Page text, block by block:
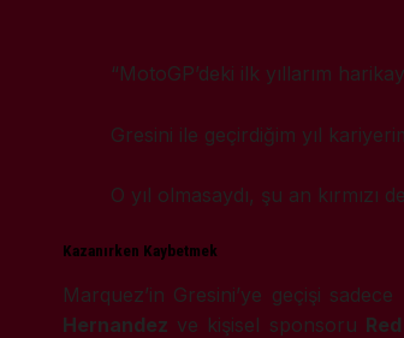
“MotoGP’deki ilk yıllarım
Gresini ile geçirdiğim yıl
O yıl olmasaydı, şu an
Kazanırken Kaybetmek
Marquez’in Gresini’ye geçişi
Hernandez ve kişisel sponsoru